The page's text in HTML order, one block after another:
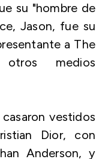
su "hombre de
Jason, fue su
a The
medios
vestidos
Dior, con
Anderson, y